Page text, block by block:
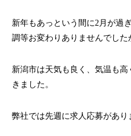
新年もあっという間に2月が過
調等お変わりありませんでした
新潟市は天気も良く、気温も
きました。
弊社では先週に求人応募があり